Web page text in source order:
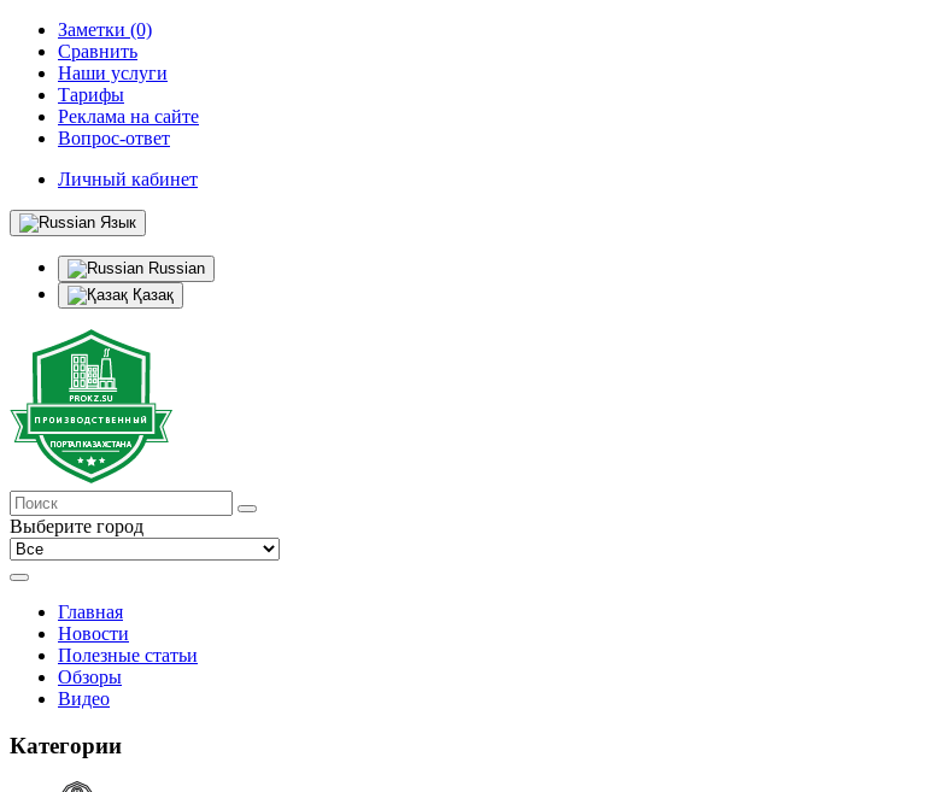
Заметки (0)
Сравнить
Наши услуги
Тарифы
Реклама на сайте
Вопрос-ответ
Личный кабинет
Язык
Russian
Қазақ
Выберите город
Главная
Новости
Полезные статьи
Обзоры
Видео
Категории